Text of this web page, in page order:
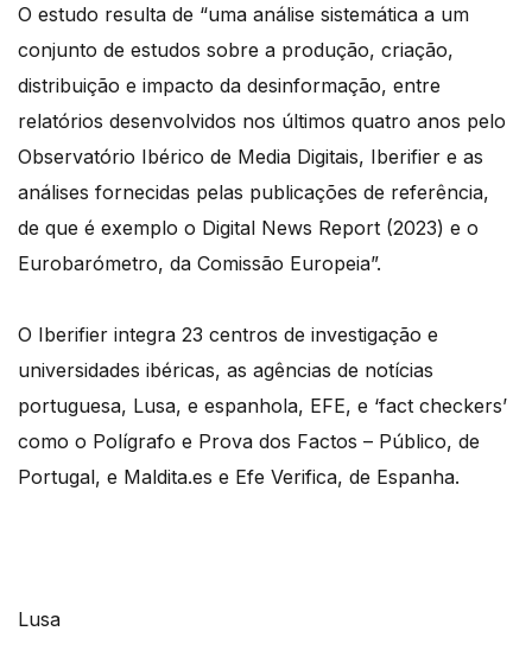
O estudo resulta de “uma análise sistemática a um
conjunto de estudos sobre a produção, criação,
distribuição e impacto da desinformação, entre
relatórios desenvolvidos nos últimos quatro anos pelo
Observatório Ibérico de Media Digitais, Iberifier e as
análises fornecidas pelas publicações de referência,
de que é exemplo o Digital News Report (2023) e o
Eurobarómetro, da Comissão Europeia”.
O Iberifier integra 23 centros de investigação e
universidades ibéricas, as agências de notícias
portuguesa, Lusa, e espanhola, EFE, e ‘fact checkers’
como o Polígrafo e Prova dos Factos – Público, de
Portugal, e Maldita.es e Efe Verifica, de Espanha.
Lusa